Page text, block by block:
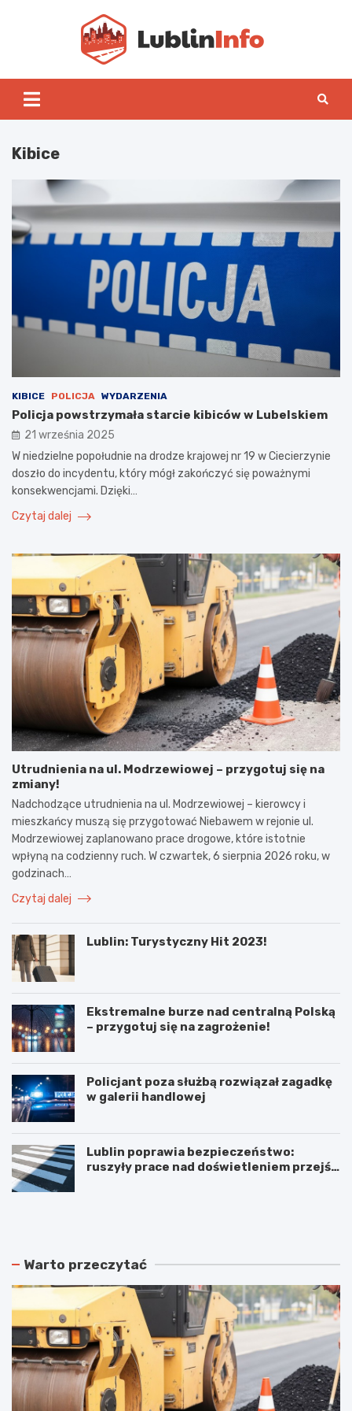
Kibice
KIBICE POLICJA WYDARZENIA
Policja powstrzymała starcie kibiców w Lubelskiem
21 września 2025
W niedzielne popołudnie na drodze krajowej nr 19 w Ciecierzynie
doszło do incydentu, który mógł zakończyć się poważnymi
konsekwencjami. Dzięki…
Czytaj dalej
Utrudnienia na ul. Modrzewiowej – przygotuj się na
zmiany!
Nadchodzące utrudnienia na ul. Modrzewiowej – kierowcy i
mieszkańcy muszą się przygotować Niebawem w rejonie ul.
Modrzewiowej zaplanowano prace drogowe, które istotnie
wpłyną na codzienny ruch. W czwartek, 6 sierpnia 2026 roku, w
godzinach…
Czytaj dalej
Lublin: Turystyczny Hit 2023!
Ekstremalne burze nad centralną Polską
– przygotuj się na zagrożenie!
Policjant poza służbą rozwiązał zagadkę
w galerii handlowej
Lublin poprawia bezpieczeństwo:
ruszyły prace nad doświetleniem przejść
N
o
ł
a
d
y
j
z
P
j
p
o
ż
a
r
w
Warto przeczytać